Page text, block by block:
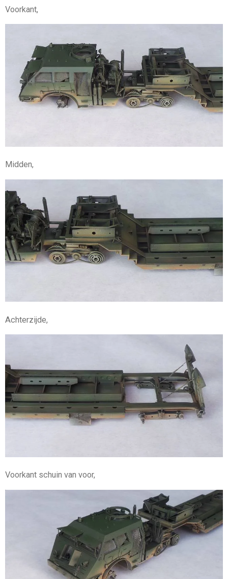
Voorkant,
Midden,
Achterzijde,
Voorkant schuin van voor,